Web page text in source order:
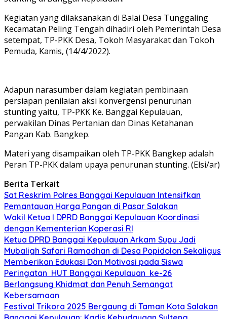
Kegiatan yang dilaksanakan di Balai Desa Tunggaling
Kecamatan Peling Tengah dihadiri oleh Pemerintah Desa
setempat, TP-PKK Desa, Tokoh Masyarakat dan Tokoh
Pemuda, Kamis, (14/4/2022).
Adapun narasumber dalam kegiatan pembinaan
persiapan penilaian aksi konvergensi penurunan
stunting yaitu, TP-PKK Ke. Banggai Kepulauan,
perwakilan Dinas Pertanian dan Dinas Ketahanan
Pangan Kab. Bangkep.
Materi yang disampaikan oleh TP-PKK Bangkep adalah
Peran TP-PKK dalam upaya penurunan stunting. (Elsi/ar)
Berita Terkait
Sat Reskrim Polres Banggai Kepulauan Intensifkan
Pemantauan Harga Pangan di Pasar Salakan
Wakil Ketua I DPRD Banggai Kepulauan Koordinasi
dengan Kementerian Koperasi RI
Ketua DPRD Banggai Kepulauan Arkam Supu Jadi
Mubaligh Safari Ramadhan di Desa Popidolon Sekaligus
Memberikan Edukasi Dan Motivasi pada Siswa
Peringatan HUT Banggai Kepulauan ke-26
Berlangsung Khidmat dan Penuh Semangat
Kebersamaan
Festival Trikora 2025 Bergaung di Taman Kota Salakan